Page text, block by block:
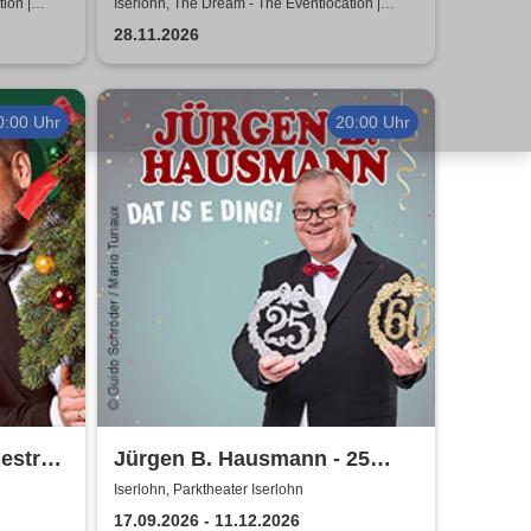
|
Shows
Iserlohn, The Dream - The Eventlocation |
Iserlohn
28.11.2026
Uhr
-
20:00 Uhr
Jürgen B. Hausmann - 25
Jahre - Dat is e Ding!
Iserlohn, Parktheater Iserlohn
17.09.2026 - 11.12.2026